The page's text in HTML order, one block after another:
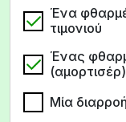
Ένα
τιμονιού
Ένας
(αμορτισέρ)
Μία